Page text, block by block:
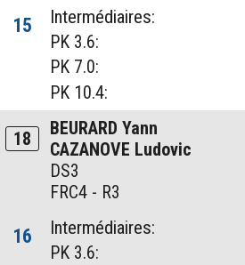
15
Intermédiaires:
PK 3.6:
PK 7.0:
PK 10.4:
18
BEURARD Yann
CAZANOVE Ludovic
DS3
FRC4 - R3
16
Intermédiaires:
PK 3.6: